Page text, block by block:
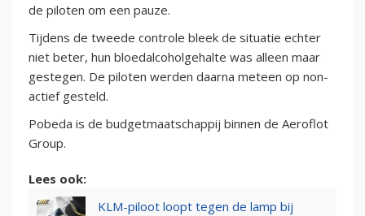
de piloten om een pauze.
Tijdens de tweede controle bleek de situatie echter
niet beter, hun bloedalcoholgehalte was alleen maar
gestegen. De piloten werden daarna meteen op non-
actief gesteld.
Pobeda is de budgetmaatschappij binnen de Aeroflot
Group.
Lees ook:
KLM-piloot loopt tegen de lamp bij